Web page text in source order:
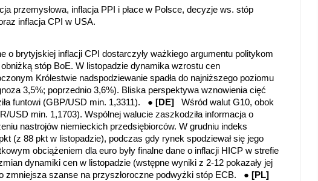
przemysłowa, inflacja PPI i płace w Polsce, decyzje ws. stóp
inflacja CPI w USA.
o brytyjskiej inflacji CPI dostarczyły ważkiego argumentu politykom
stóp BoE. W listopadzie dynamika wzrostu cen
Królestwie nadspodziewanie spadła do najniższego poziomu
3,5%; poprzednio 3,6%). Bliska perspektywa wznowienia cięć
funtowi (GBP/USD min. 1,3311). ● [DE]
Wśród walut G10, obok
USD min. 1,1703). Wspólnej walucie zaszkodziła informacja o
nastrojów niemieckich przedsiębiorców. W grudniu indeks
(z 88 pkt w listopadzie), podczas gdy rynek spodziewał się jego
obciążeniem dla euro były finalne dane o inflacji HICP w strefie
dynamiki cen w listopadzie (wstępne wyniki z 2-12 pokazały jej
zmniejsza szanse na przyszłoroczne podwyżki stóp ECB. ● [PL]